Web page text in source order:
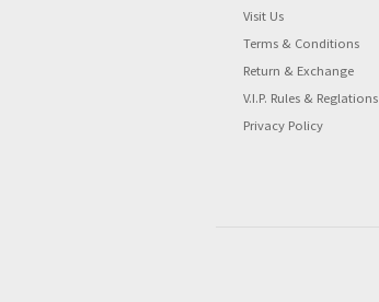
Visit Us
Terms & Conditions
Return & Exchange
V.I.P. Rules & Reglations
Privacy Policy